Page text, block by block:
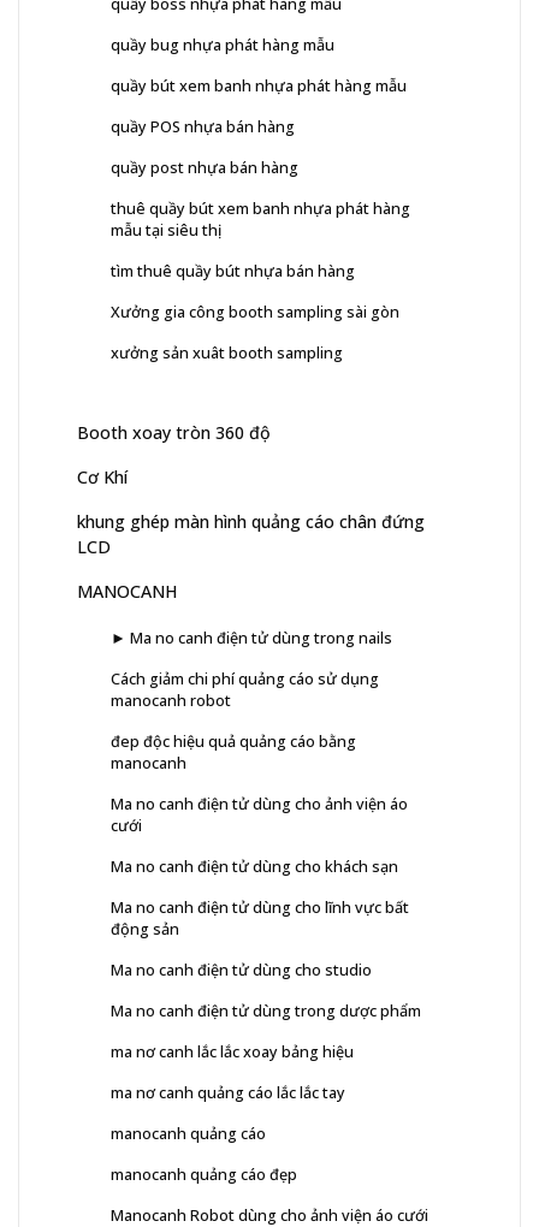
quầy bug nhựa phát hàng mẫu
quầy bút xem banh nhựa phát hàng mẫu
quầy POS nhựa bán hàng
quầy post nhựa bán hàng
thuê quầy bút xem banh nhựa phát hàng
mẫu tại siêu thị
tìm thuê quầy bút nhựa bán hàng
Xưởng gia công booth sampling sài gòn
xưởng sản xuât booth sampling
Booth xoay tròn 360 độ
Cơ Khí
khung ghép màn hình quảng cáo chân đứng
LCD
MANOCANH
► Ma no canh điện tử dùng trong nails
Cách giảm chi phí quảng cáo sử dụng
manocanh robot
đep độc hiệu quả quảng cáo bằng
manocanh
Ma no canh điện tử dùng cho ảnh viện áo
cưới
Ma no canh điện tử dùng cho khách sạn
Ma no canh điện tử dùng cho lĩnh vực bất
động sản
Ma no canh điện tử dùng cho studio
Ma no canh điện tử dùng trong dược phẩm
ma nơ canh lắc lắc xoay bảng hiệu
ma nơ canh quảng cáo lắc lắc tay
manocanh quảng cáo
manocanh quảng cáo đẹp
Manocanh Robot dùng cho ảnh viện áo cưới